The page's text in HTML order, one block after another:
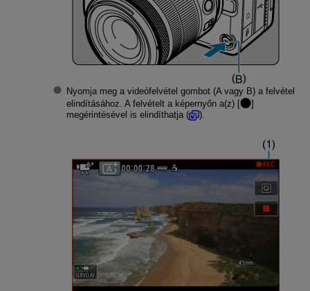
Nyomja meg a videófelvétel gombot (A vagy B) a felvétel
elindításához. A felvételt a képernyőn a(z) [
]
megérintésével is elindíthatja (
).